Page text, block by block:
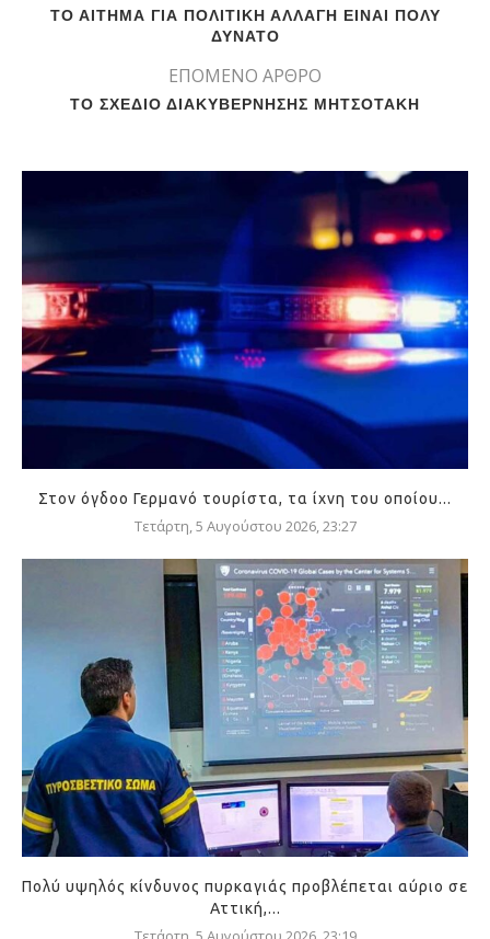
ΤΟ ΑΙΤΗΜΑ ΓΙΑ ΠΟΛΙΤΙΚΗ ΑΛΛΑΓΗ ΕΙΝΑΙ ΠΟΛΥ
ΔΥΝΑΤΟ
ΕΠΟΜΕΝΟ ΑΡΘΡΟ
ΤΟ ΣΧΕΔΙΟ ΔΙΑΚΥΒΕΡΝΗΣΗΣ ΜΗΤΣΟΤΑΚΗ
Στον όγδοο Γερμανό τουρίστα, τα ίχνη του οποίου...
Τετάρτη, 5 Αυγούστου 2026, 23:27
Πολύ υψηλός κίνδυνος πυρκαγιάς προβλέπεται αύριο σε
Αττική,...